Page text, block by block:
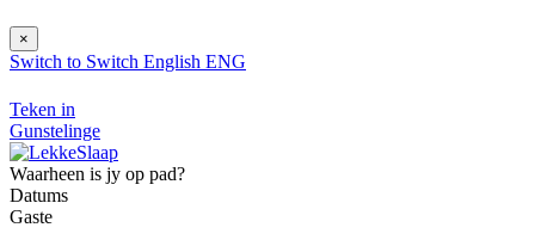
×
Switch to Switch English ENG
Teken in
Gunstelinge
Waarheen is jy op pad?
Datums
Gaste